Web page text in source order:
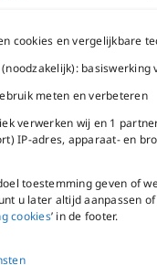
cookies en vergelijkbare
basiswerking
meten en verbeteren
verwerken wij en 1
IP-adres, apparaat- en
toestemming geven of
u later altijd aanpassen
cookies’ in de footer.
Word lid
VNC Statuten